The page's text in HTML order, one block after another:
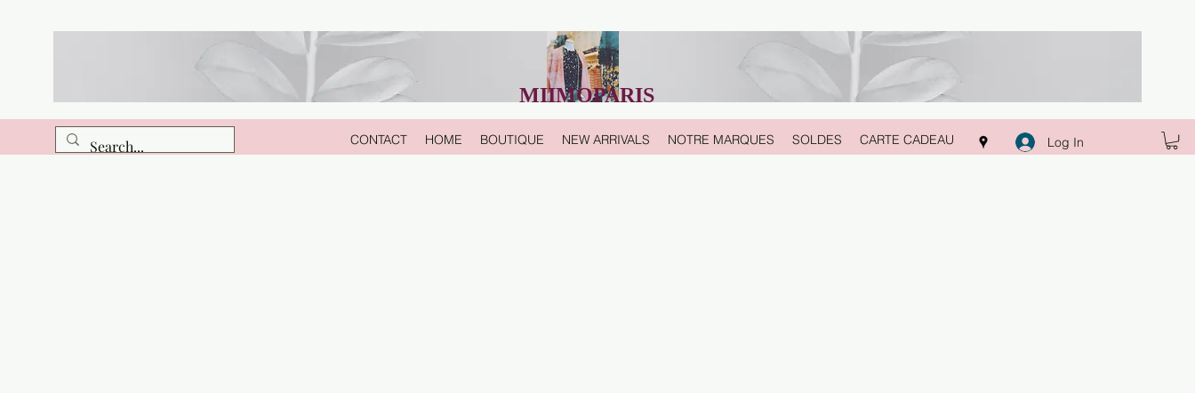
MIIMOPARIS
CONTACT HOME BOUTIQUE NEW ARRIVALS NOTRE MARQUES SOLDES CARTE CADEAU Log In